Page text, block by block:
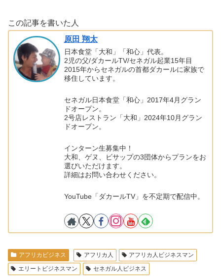
この記事を書いた人
原田 翔太
日本食堂「大和」「和心」代表。
2児の父/ダカールTV/セネガル起業15年目
2015年からセネガルの首都ダカールに家族で
移住しています。
セネガル日本食堂「和心」2017年4月グラン
ドオープン。
2号店レストラン「大和」2024年10月グラン
ドオープン。
インターン生募集中！
大和、ゲヌ、ビサップの3団体からプランをお
選びいただけます。
詳細はお問い合わせください。
YouTube「ダカールTV」を不定期で配信中。
アフリカビジネス アフリカ人
アフリカ人ビジネスマン
エリートビジネスマン
セネガル人ビジネス